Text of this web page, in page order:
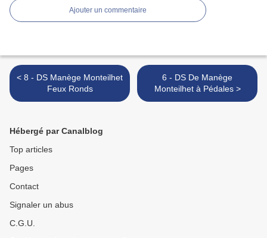
Ajouter un commentaire
< 8 - DS Manège Monteilhet
Feux Ronds
6 - DS De Manège
Monteilhet à Pédales >
Hébergé par Canalblog
Top articles
Pages
Contact
Signaler un abus
C.G.U.